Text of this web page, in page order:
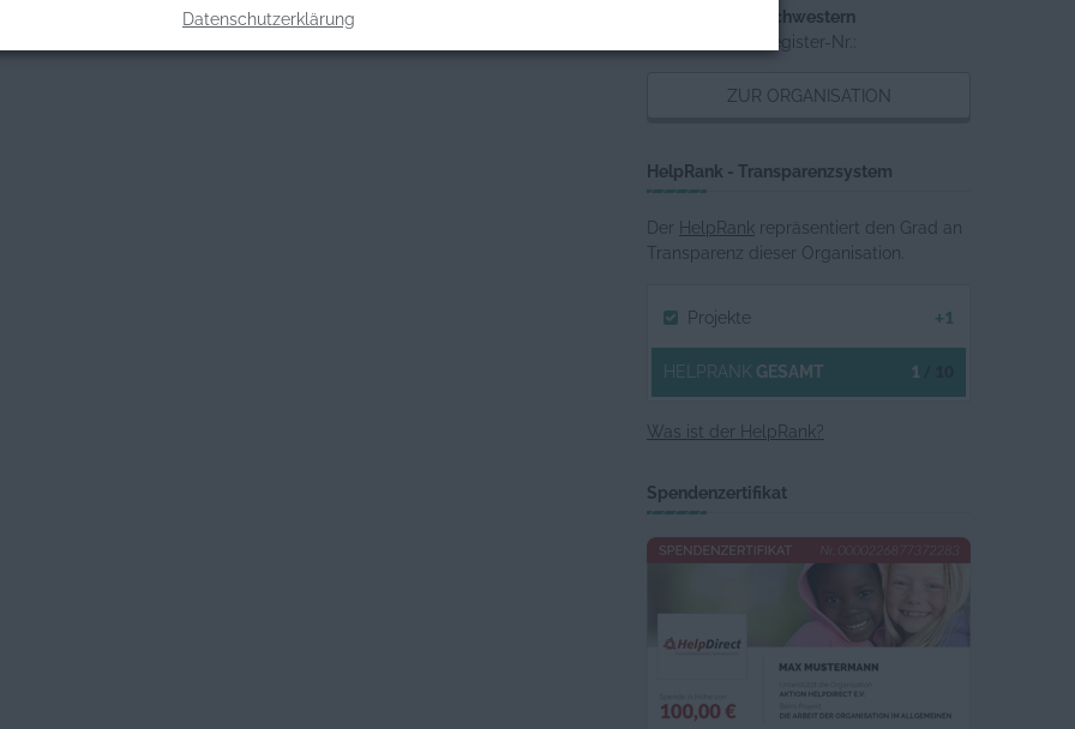
Schwestern
Register-Nr.:
ZUR ORGANISATION
HelpRank - Transparenzsystem
Der HelpRank repräsentiert den Grad an
Transparenz dieser Organisation.
Projekte +1
HELPRANK GESAMT 1
Was ist der HelpRank?
Spendenzertifikat
Datenschutzerklärung